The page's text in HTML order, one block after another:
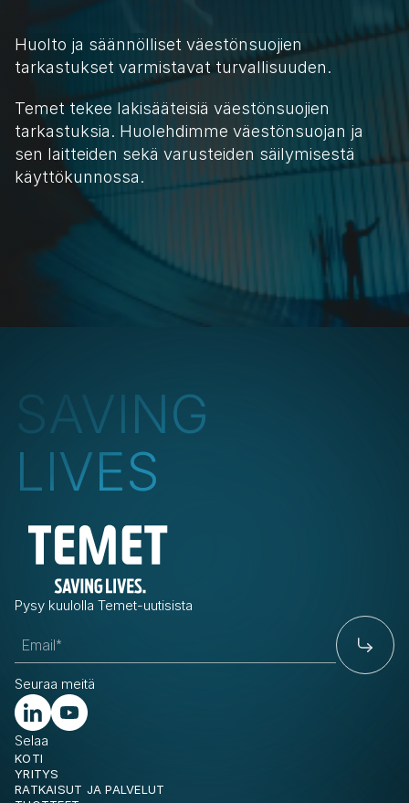
Huolto ja säännölliset väestönsuojien
tarkastukset varmistavat turvallisuuden.
Temet tekee lakisääteisiä väestönsuojien
tarkastuksia. Huolehdimme väestönsuojan ja
sen laitteiden sekä varusteiden säilymisestä
käyttökunnossa.
SAVING
LIVES
Pysy kuulolla Temet-uutisista
Seuraa meitä
Selaa
KOTI
YRITYS
RATKAISUT JA PALVELUT